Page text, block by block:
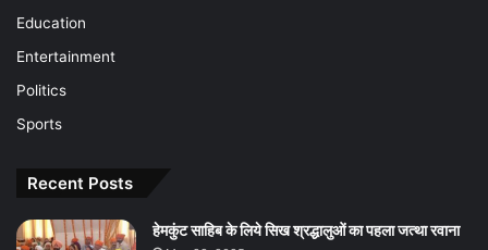
Education
Entertainment
Politics
Sports
Recent Posts
हेमकुंट साहिब के लिये सिख श्रद्धालुओं का पहला जत्था रवाना